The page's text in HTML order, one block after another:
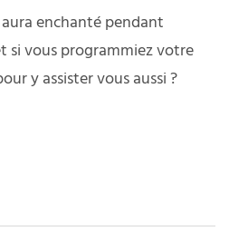
enchanté pendant
si vous programmiez votre
y assister vous aussi ?